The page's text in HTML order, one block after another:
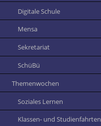
Digitale Schule
Mensa
Sekretariat
SchüBü
Themenwochen
Soziales Lernen
Klassen- und Studienfahrten